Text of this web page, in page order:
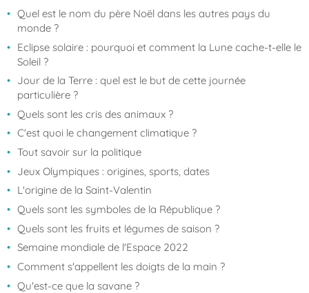
Quel est le nom du père Noël dans les autres pays du
monde ?
Eclipse solaire : pourquoi et comment la Lune cache-t-elle le
Soleil ?
Jour de la Terre : quel est le but de cette journée
particulière ?
Quels sont les cris des animaux ?
C'est quoi le changement climatique ?
Tout savoir sur la politique
Jeux Olympiques : origines, sports, dates
L'origine de la Saint-Valentin
Quels sont les symboles de la République ?
Quels sont les fruits et légumes de saison ?
Semaine mondiale de l'Espace 2022
Comment s'appellent les doigts de la main ?
Qu'est-ce que la savane ?